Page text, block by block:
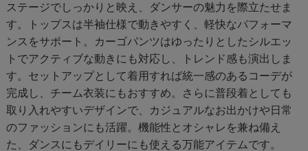
ステージでしっかりと映え、ダンサーの魅力を際立たせま
す。トップスは半袖仕様で動きやすく、軽快なパフォーマ
ンスをサポート。カーゴパンツはゆったりとしたシルエッ
トでアクティブな動きにも対応し、トレンド感も演出しま
す。セットアップとして着用すれば統一感のあるコーデが
完成し、チーム衣装にもおすすめ。さらに普段着としても
取り入れやすいデザインで、カジュアルなお出かけや日常
のファッションにも活躍。機能性とオシャレを兼ね備え
た、ダンスにもデイリーにも使える万能アイテムです。